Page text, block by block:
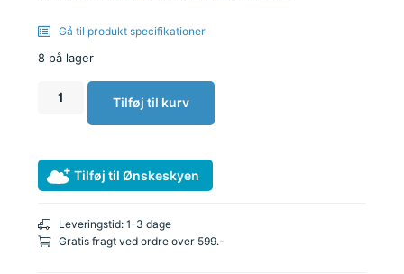
Gå til produkt specifikationer
8 på lager
Tilføj til kurv
Tilføj til Ønskeskyen
Leveringstid: 1-3 dage
Gratis fragt ved ordre over 599.-